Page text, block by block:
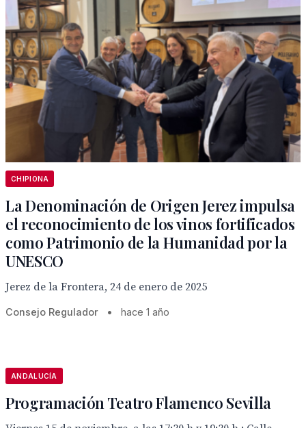
CHIPIONA
La Denominación de Origen Jerez impulsa
el reconocimiento de los vinos fortificados
como Patrimonio de la Humanidad por la
UNESCO
Jerez de la Frontera, 24 de enero de 2025
Consejo Regulador • hace 1 año
ANDALUCÍA
Programación Teatro Flamenco Sevilla